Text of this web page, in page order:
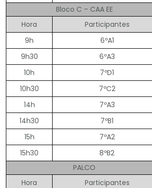
Bloco C – CAA EE
Hora
Participantes
9h
6ºA1
9h30
6ºA3
10h
7ºD1
10h30
7ºC2
14h
7ºA3
14h30
7ºB1
15h
7ºA2
15h30
8ºB2
PALCO
Hora
Participantes